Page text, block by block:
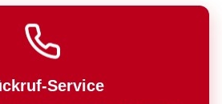
Service